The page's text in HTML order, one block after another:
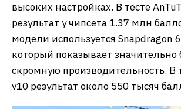
высоких настройках. В тесте
результат у чипсета 1.37 млн
модели используется Snapdragon
который показывает значительно
скромную производительность. В
v10 результат около 550 тысяч